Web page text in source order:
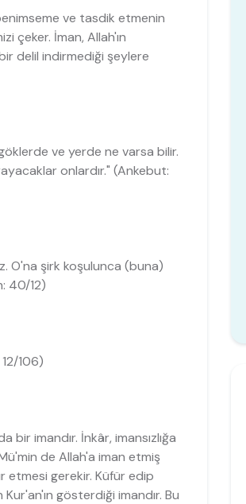
ve tasdik etmenin
çeker. İman, Allah'ın
delil indirmediği şeylere
ve yerde ne varsa bilir.
onlardır." (Ankebut:
O'na şirk koşulunca (buna)
40/12)
106)
bir imandır. İnkâr, imansızlığa
de Allah'a iman etmiş
etmesi gerekir. Küfür edip
gösterdiği imandır. Bu